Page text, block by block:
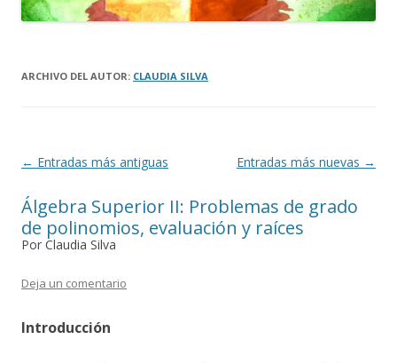
ARCHIVO DEL AUTOR: CLAUDIA SILVA
Navegación
entradas
← Entradas más antiguas Entradas más nuevas →
Álgebra Superior II: Problemas de grado
de polinomios, evaluación y raíces
Por Claudia Silva
Deja un comentario
Introducción